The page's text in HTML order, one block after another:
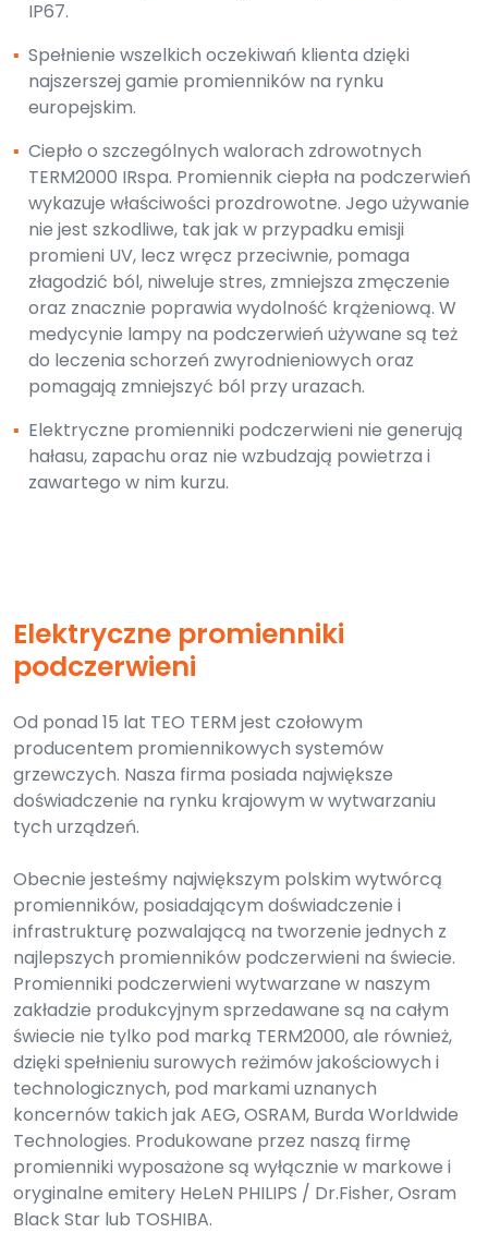
IP67.
▪ Spełnienie wszelkich oczekiwań klienta dzięki
najszerszej gamie promienników na rynku
europejskim.
▪ Ciepło o szczególnych walorach zdrowotnych
TERM2000 IRspa. Promiennik ciepła na podczerwień
wykazuje właściwości prozdrowotne. Jego używanie
nie jest szkodliwe, tak jak w przypadku emisji
promieni UV, lecz wręcz przeciwnie, pomaga
złagodzić ból, niweluje stres, zmniejsza zmęczenie
oraz znacznie poprawia wydolność krążeniową. W
medycynie lampy na podczerwień używane są też
do leczenia schorzeń zwyrodnieniowych oraz
pomagają zmniejszyć ból przy urazach.
▪ Elektryczne promienniki podczerwieni nie generują
hałasu, zapachu oraz nie wzbudzają powietrza i
zawartego w nim kurzu.
Elektryczne promienniki
podczerwieni
Od ponad 15 lat TEO TERM jest czołowym
producentem promiennikowych systemów
grzewczych. Nasza firma posiada największe
doświadczenie na rynku krajowym w wytwarzaniu
tych urządzeń.
Obecnie jesteśmy największym polskim wytwórcą
promienników, posiadającym doświadczenie i
infrastrukturę pozwalającą na tworzenie jednych z
najlepszych promienników podczerwieni na świecie.
Promienniki podczerwieni wytwarzane w naszym
zakładzie produkcyjnym sprzedawane są na całym
świecie nie tylko pod marką TERM2000, ale również,
dzięki spełnieniu surowych reżimów jakościowych i
technologicznych, pod markami uznanych
koncernów takich jak AEG, OSRAM, Burda Worldwide
Technologies. Produkowane przez naszą firmę
promienniki wyposażone są wyłącznie w markowe i
oryginalne emitery HeLeN PHILIPS / Dr.Fisher, Osram
Black Star lub TOSHIBA.